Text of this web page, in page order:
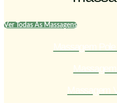
Ver Todas As Massagens